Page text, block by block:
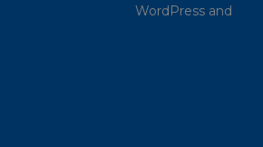
WordPress and